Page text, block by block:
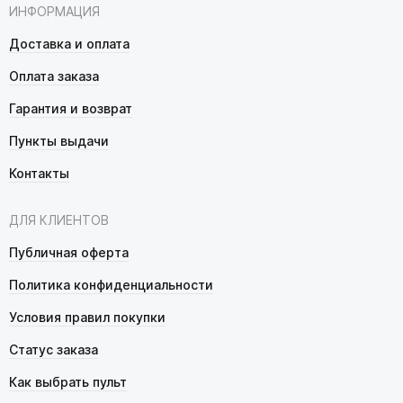
ИНФОРМАЦИЯ
Доставка и оплата
Оплата заказа
Гарантия и возврат
Пункты выдачи
Контакты
ДЛЯ КЛИЕНТОВ
Публичная оферта
Политика конфиденциальности
Условия правил покупки
Статус заказа
Как выбрать пульт